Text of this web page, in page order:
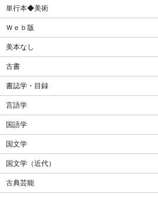
単行本◆美術
Ｗｅｂ版
美本なし
古書
書誌学・目録
言語学
国語学
国文学
国文学（近代）
古典芸能